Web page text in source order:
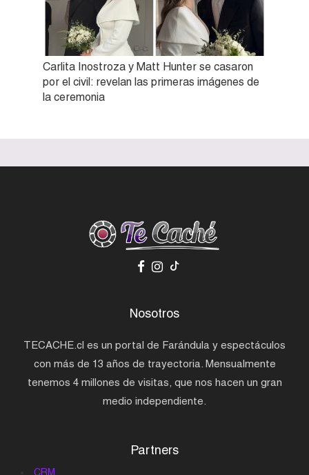
Carlita Inostroza y Matt Hunter se casaron
por el civil: revelan las primeras imágenes de
la ceremonia
Nosotros
TECACHE.cl es un portal de Farándula y espectáculos
con más de 13 años de trayectoria. Mensualmente
tenemos 4 millones de visitas, que nos hacen un gran
medio independiente.
Partners
CRM